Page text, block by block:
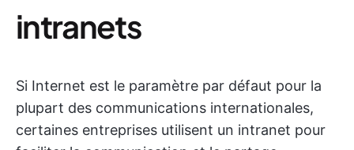
intranets
Si Internet est le paramètre par défaut pour la
plupart des communications internationales,
certaines entreprises utilisent un intranet pour